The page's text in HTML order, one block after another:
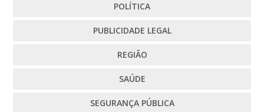
POLÍTICA
PUBLICIDADE LEGAL
REGIÃO
SAÚDE
SEGURANÇA PÚBLICA